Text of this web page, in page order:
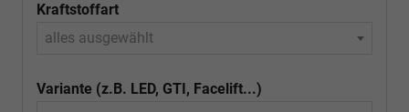
Kraftstoffart
alles ausgewählt
Variante (z.B. LED, GTI, Facelift...)